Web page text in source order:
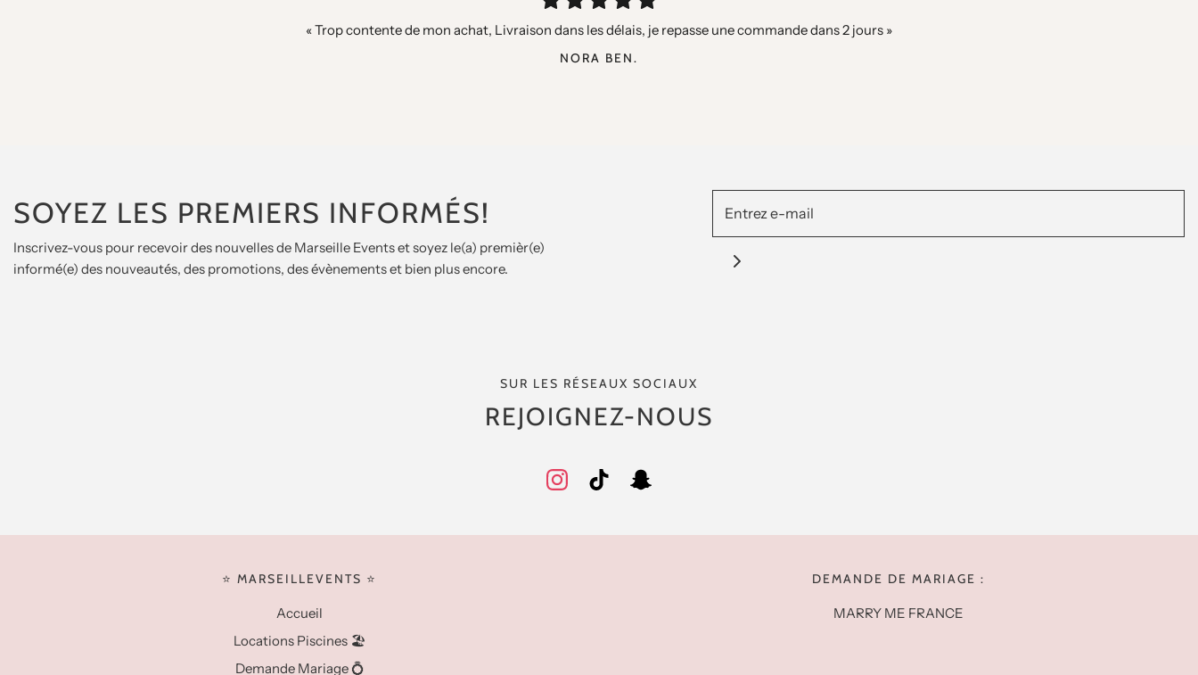
« Merci pour votre rapidité, produits de qualité, je vous recommande »
AURELIE B.
« Trop contente de mon achat, Livraison dans les délais, je repasse une commande dans 2 jours »
NORA BEN.
« J’ai passé une commande pour mes filles, très content de là qualités mais surtout des petits cadeaux à l’intérieur, merci pour mes jumelles »
ANTHONY GARCIA
SOYEZ LES PREMIERS INFORMÉS!
Inscrivez-vous pour recevoir des nouvelles de Marseille Events et soyez le(a) premièr(e)
informé(e) des nouveautés, des promotions, des évènements et bien plus encore.
SUR LES RÉSEAUX SOCIAUX
REJOIGNEZ-NOUS
⭐️ MARSEILLEVENTS ⭐️
Accueil
Locations Piscines 🏖️
Demande Mariage 💍
DEMANDE DE MARIAGE :
MARRY ME FRANCE